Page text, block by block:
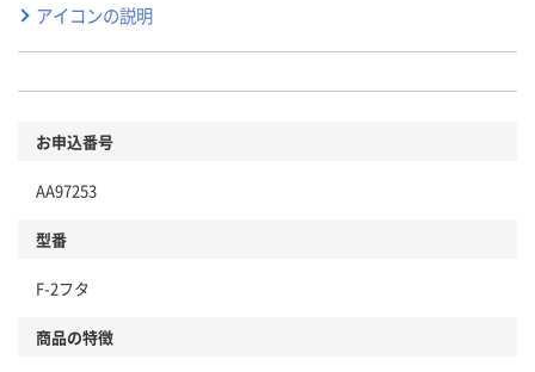
アイコンの説明
お申込番号
AA97253
型番
F-2フタ
商品の特徴